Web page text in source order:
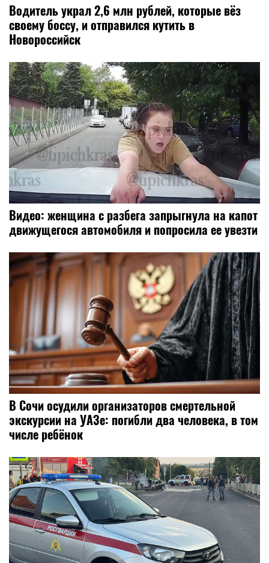
Водитель украл 2,6 млн рублей, которые вёз
своему боссу, и отправился кутить в
Новороссийск
Видео: женщина с разбега запрыгнула на капот
движущегося автомобиля и попросила ее увезти
В Сочи осудили организаторов смертельной
экскурсии на УАЗе: погибли два человека, в том
числе ребёнок